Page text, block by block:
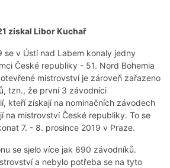
získal Libor Kuchař
se v Ústí nad Labem konaly jedny
České republiky - 51. Nord Bohemia
mistrovství je zároveň zařazeno
tzn., že první 3 závodníci
kteří získají na nominačních závodech
na mistrovství České republiky. To se
7. - 8. prosince 2019 v Praze.
se sjelo více jak 690 závodníků.
a nebylo potřeba se na tyto